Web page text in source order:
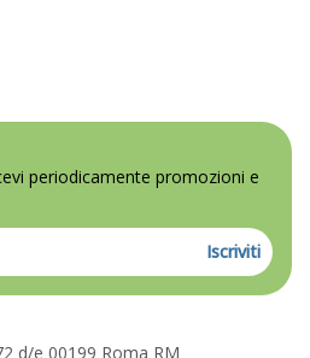
periodicamente promozioni e
Iscriviti
d/e 00199 Roma RM